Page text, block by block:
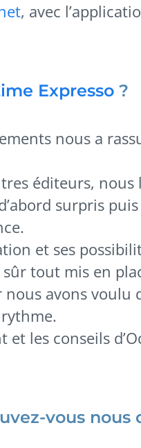
, avec
Expresso?
nous a
éditeurs, nous
surpris
et ses
sûr tout mis en
avons voulu
les conseils
vous nous